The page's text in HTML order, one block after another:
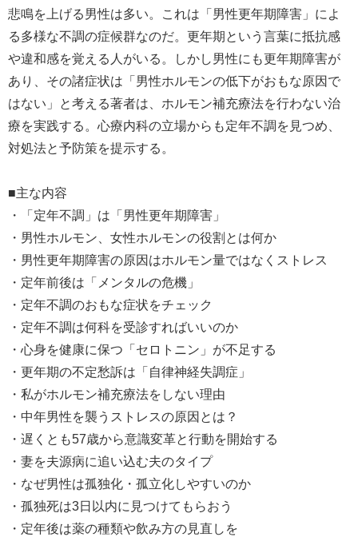
悲鳴を上げる男性は多い。これは「男性更年期障害」によ
る多様な不調の症候群なのだ。更年期という言葉に抵抗感
や違和感を覚える人がいる。しかし男性にも更年期障害が
あり、その諸症状は「男性ホルモンの低下がおもな原因で
はない」と考える著者は、ホルモン補充療法を行わない治
療を実践する。心療内科の立場からも定年不調を見つめ、
対処法と予防策を提示する。
■主な内容
・「定年不調」は「男性更年期障害」
・男性ホルモン、女性ホルモンの役割とは何か
・男性更年期障害の原因はホルモン量ではなくストレス
・定年前後は「メンタルの危機」
・定年不調のおもな症状をチェック
・定年不調は何科を受診すればいいのか
・心身を健康に保つ「セロトニン」が不足する
・更年期の不定愁訴は「自律神経失調症」
・私がホルモン補充療法をしない理由
・中年男性を襲うストレスの原因とは？
・遅くとも57歳から意識変革と行動を開始する
・妻を夫源病に追い込む夫のタイプ
・なぜ男性は孤独化・孤立化しやすいのか
・孤独死は3日以内に見つけてもらおう
・定年後は薬の種類や飲み方の見直しを